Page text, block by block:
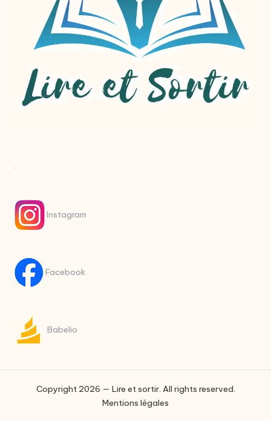
.
Instagram
Facebook
Babelio
Copyright 2026 — Lire et sortir. All rights reserved.
Mentions légales